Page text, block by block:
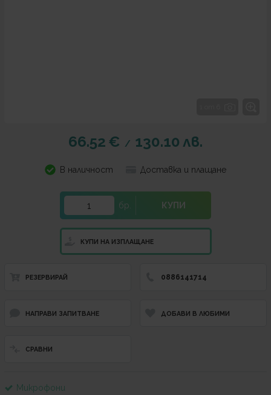
66.52 € / 130.10 лв.
В наличност Доставка и плащане
бр. КУПИ
КУПИ НА ИЗПЛАЩАНЕ
РЕЗЕРВИРАЙ 0886141714
НАПРАВИ ЗАПИТВАНЕ ДОБАВИ В ЛЮБИМИ
СРАВНИ
Микрофони